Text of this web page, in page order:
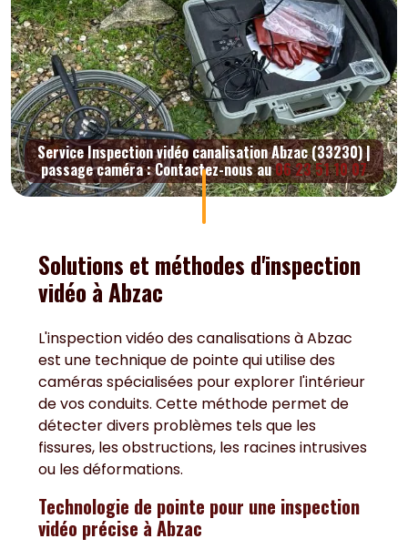
Service Inspection vidéo canalisation Abzac (33230) |
passage caméra : Contactez-nous au06 23 51 10 07
Solutions et méthodes d'inspection
vidéo à Abzac
L'inspection vidéo des canalisations à Abzac
est une technique de pointe qui utilise des
caméras spécialisées pour explorer l'intérieur
de vos conduits. Cette méthode permet de
détecter divers problèmes tels que les
fissures, les obstructions, les racines intrusives
ou les déformations.
Technologie de pointe pour une inspection
vidéo précise à Abzac